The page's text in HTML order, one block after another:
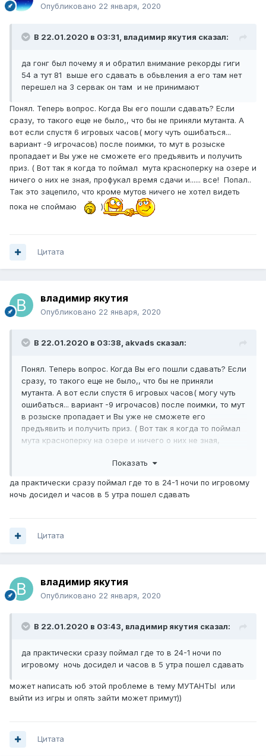
Опубликовано 22 января, 2020
В 22.01.2020 в 03:31, владимир якутия сказал:
да гонг был почему я и обратил внимание рекорды гиги
54 а тут 81 выше его сдавать в обьвления а его там нет
перешел на 3 сервак он там и не принимают
Понял. Теперь вопрос. Когда Вы его пошли сдавать? Если
сразу, то такого еще не было,, что бы не приняли мутанта. А
вот если спустя 6 игровых часов( могу чуть ошибаться...
вариант -9 игрочасов) после поимки, то мут в розыске
пропадает и Вы уже не сможете его предъявить и получить
приз. ( Вот так я когда то поймал мута красноперку на озере и
ничего о них не зная, профукал время сдачи и...... все! Попал..
Так это зацепило, что кроме мутов ничего не хотел видеть
пока не споймаю
)
Цитата
владимир якутия
Опубликовано 22 января, 2020
В 22.01.2020 в 03:38, akvads сказал:
Понял. Теперь вопрос. Когда Вы его пошли сдавать? Если
сразу, то такого еще не было,, что бы не приняли
мутанта. А вот если спустя 6 игровых часов( могу чуть
ошибаться... вариант -9 игрочасов) после поимки, то мут
в розыске пропадает и Вы уже не сможете его
предъявить и получить приз. ( Вот так я когда то поймал
мута красноперку на озере и ничего о них не зная,
зацепило, что кроме мутов ничего не хотел видеть пока
Показать
да практически сразу поймал где то в 24-1 ночи по игровому
ночь досидел и часов в 5 утра пошел сдавать
Цитата
владимир якутия
Опубликовано 22 января, 2020
В 22.01.2020 в 03:43, владимир якутия сказал:
да практически сразу поймал где то в 24-1 ночи по
игровому ночь досидел и часов в 5 утра пошел сдавать
может написать юб этой проблеме в тему МУТАНТЫ или
выйти из игры и опять зайти может примут))
Цитата